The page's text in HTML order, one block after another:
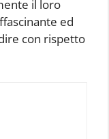
il loro
ed
con rispetto